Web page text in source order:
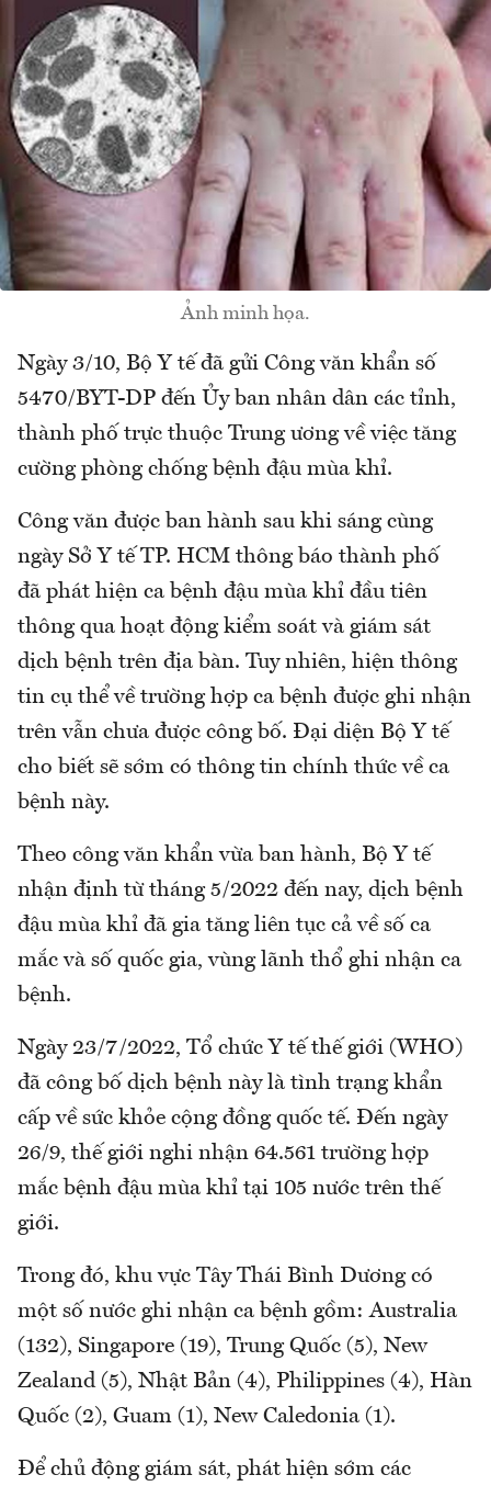
Ảnh minh họa.
Ngày 3/10, Bộ Y tế đã gửi Công văn khẩn số
5470/BYT-DP đến Ủy ban nhân dân các tỉnh,
thành phố trực thuộc Trung ương về việc tăng
cường phòng chống bệnh đậu mùa khỉ.
Công văn được ban hành sau khi sáng cùng
ngày Sở Y tế TP. HCM thông báo thành phố
đã phát hiện ca bệnh đậu mùa khỉ đầu tiên
thông qua hoạt động kiểm soát và giám sát
dịch bệnh trên địa bàn. Tuy nhiên, hiện thông
tin cụ thể về trường hợp ca bệnh được ghi nhận
trên vẫn chưa được công bố. Đại diện Bộ Y tế
cho biết sẽ sớm có thông tin chính thức về ca
bệnh này.
Theo công văn khẩn vừa ban hành, Bộ Y tế
nhận định từ tháng 5/2022 đến nay, dịch bệnh
đậu mùa khỉ đã gia tăng liên tục cả về số ca
mắc và số quốc gia, vùng lãnh thổ ghi nhận ca
bệnh.
Ngày 23/7/2022, Tổ chức Y tế thế giới (WHO)
đã công bố dịch bệnh này là tình trạng khẩn
cấp về sức khỏe cộng đồng quốc tế. Đến ngày
26/9, thế giới nghi nhận 64.561 trường hợp
mắc bệnh đậu mùa khỉ tại 105 nước trên thế
giới.
Trong đó, khu vực Tây Thái Bình Dương có
một số nước ghi nhận ca bệnh gồm: Australia
(132), Singapore (19), Trung Quốc (5), New
Zealand (5), Nhật Bản (4), Philippines (4), Hàn
Quốc (2), Guam (1), New Caledonia (1).
Để chủ động giám sát, phát hiện sớm các